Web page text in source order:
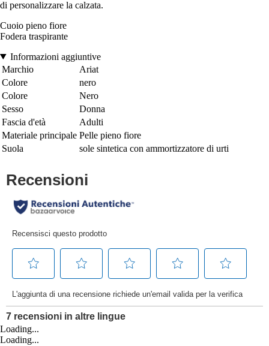
di personalizzare la calzata.
Cuoio pieno fiore
Fodera traspirante
Informazioni aggiuntive
Marchio
Ariat
Colore
nero
Colore
Nero
Sesso
Donna
Fascia d'età
Adulti
Materiale principale Pelle pieno fiore
Suola
sole sintetica con ammortizzatore di urti
Loading...
Loading...